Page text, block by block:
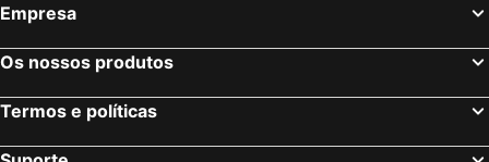
Empresa
Os nossos produtos
Termos e políticas